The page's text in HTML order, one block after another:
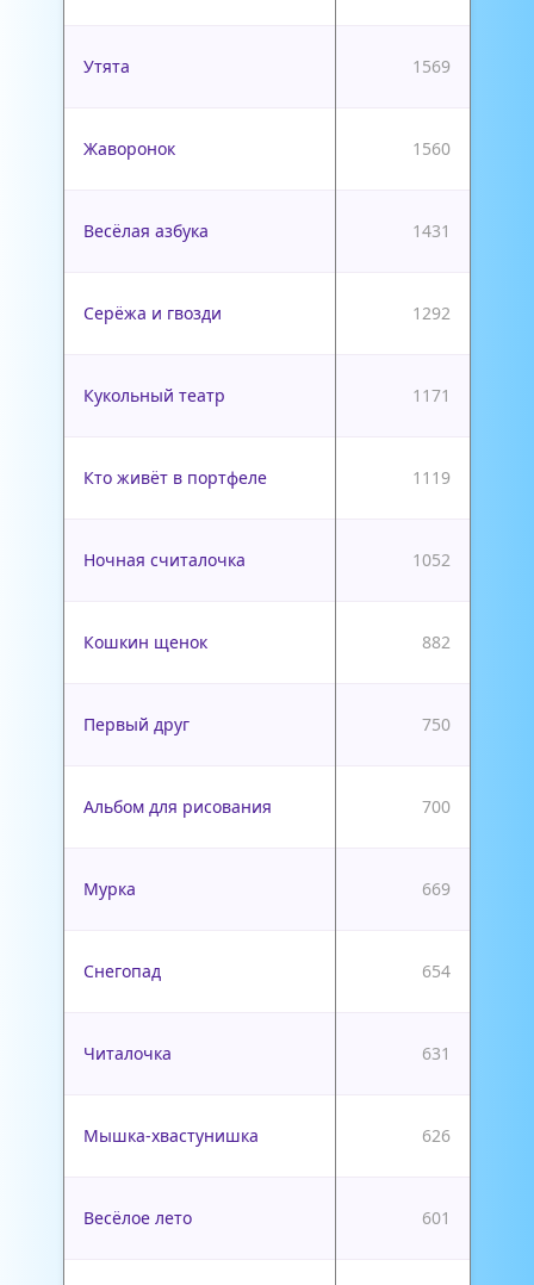
Утята 1569
Жаворонок 1560
Весёлая азбука 1431
Серёжа и гвозди 1292
Кукольный театр 1171
Кто живёт в портфеле 1119
Ночная считалочка 1052
Кошкин щенок 882
Первый друг 750
Альбом для рисования 700
Мурка 669
Снегопад 654
Читалочка 631
Мышка-хвастунишка 626
Весёлое лето 601